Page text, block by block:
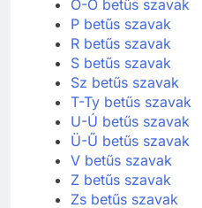
Ö-Ő betűs szavak
P betűs szavak
R betűs szavak
S betűs szavak
Sz betűs szavak
T-Ty betűs szavak
U-Ú betűs szavak
Ü-Ű betűs szavak
V betűs szavak
Z betűs szavak
Zs betűs szavak